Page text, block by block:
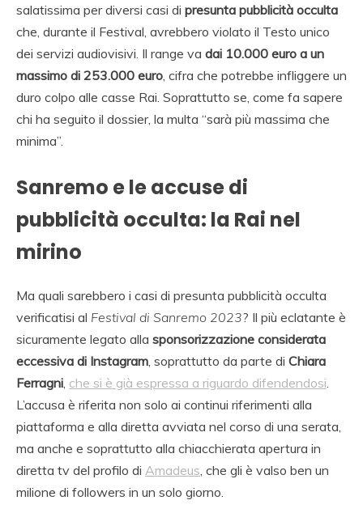
salatissima per diversi casi di presunta pubblicità occulta
che, durante il Festival, avrebbero violato il Testo unico
dei servizi audiovisivi. Il range va dai 10.000 euro a un
massimo di 253.000 euro , cifra che potrebbe infliggere un
duro colpo alle casse Rai. Soprattutto se, come fa sapere
chi ha seguito il dossier, la multa “sarà più massima che
minima”.
Sanremo e le accuse di
pubblicità occulta: la Rai nel
mirino
Ma quali sarebbero i casi di presunta pubblicità occulta
verificatisi al Festival di Sanremo 2023? Il più eclatante è
sicuramente legato alla sponsorizzazione considerata
eccessiva di Instagram , soprattutto da parte di Chiara
Ferragni che si è già espressa a riguardo difendendosi
L’accusa è riferita non solo ai continui riferimenti alla
piattaforma e alla diretta avviata nel corso di una serata,
ma anche e soprattutto alla chiacchierata apertura in
diretta tv del profilo di Amadeus , che gli è valso ben un
milione di followers in un solo giorno.